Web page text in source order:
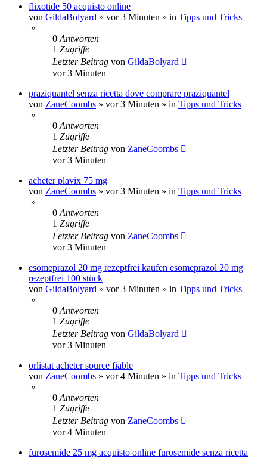
flixotide 50 acquisto online
von GildaBolyard » vor 3 Minuten » in Tipps und Tricks
»
0 Antworten
1 Zugriffe
Letzter Beitrag von GildaBolyard
vor 3 Minuten
praziquantel senza ricetta dove comprare praziquantel
von ZaneCoombs » vor 3 Minuten » in Tipps und Tricks
»
0 Antworten
1 Zugriffe
Letzter Beitrag von ZaneCoombs
vor 3 Minuten
acheter plavix 75 mg
von ZaneCoombs » vor 3 Minuten » in Tipps und Tricks
»
0 Antworten
1 Zugriffe
Letzter Beitrag von ZaneCoombs
vor 3 Minuten
esomeprazol 20 mg rezeptfrei kaufen esomeprazol 20 mg
rezeptfrei 100 stück
von GildaBolyard » vor 3 Minuten » in Tipps und Tricks
»
0 Antworten
1 Zugriffe
Letzter Beitrag von GildaBolyard
vor 3 Minuten
orlistat acheter source fiable
von ZaneCoombs » vor 4 Minuten » in Tipps und Tricks
»
0 Antworten
1 Zugriffe
Letzter Beitrag von ZaneCoombs
vor 4 Minuten
furosemide 25 mg acquisto online furosemide senza ricetta